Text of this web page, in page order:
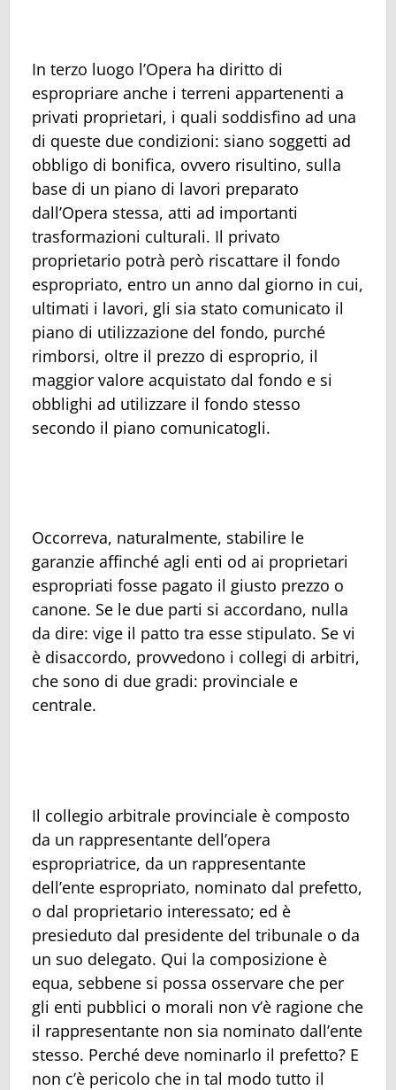
In terzo luogo l’Opera ha diritto di
espropriare anche i terreni appartenenti a
privati proprietari, i quali soddisfino ad una
di queste due condizioni: siano soggetti ad
obbligo di bonifica, ovvero risultino, sulla
base di un piano di lavori preparato
dall’Opera stessa, atti ad importanti
trasformazioni culturali. Il privato
proprietario potrà però riscattare il fondo
espropriato, entro un anno dal giorno in cui,
ultimati i lavori, gli sia stato comunicato il
piano di utilizzazione del fondo, purché
rimborsi, oltre il prezzo di esproprio, il
maggior valore acquistato dal fondo e si
obblighi ad utilizzare il fondo stesso
secondo il piano comunicatogli.
Occorreva, naturalmente, stabilire le
garanzie affinché agli enti od ai proprietari
espropriati fosse pagato il giusto prezzo o
canone. Se le due parti si accordano, nulla
da dire: vige il patto tra esse stipulato. Se vi
è disaccordo, provvedono i collegi di arbitri,
che sono di due gradi: provinciale e
centrale.
Il collegio arbitrale provinciale è composto
da un rappresentante dell’opera
espropriatrice, da un rappresentante
dell’ente espropriato, nominato dal prefetto,
o dal proprietario interessato; ed è
presieduto dal presidente del tribunale o da
un suo delegato. Qui la composizione è
equa, sebbene si possa osservare che per
gli enti pubblici o morali non v’è ragione che
il rappresentante non sia nominato dall’ente
stesso. Perché deve nominarlo il prefetto? E
non c’è pericolo che in tal modo tutto il